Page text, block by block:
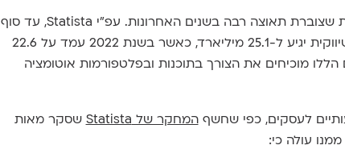
האוטומציה השיווקית היא תעשייה צומחת שצוברת תאוצה רבה בשנים האחרונות. עפ"י Statista, עד סוף
2023 שווי השוק העולמי של אוטומציה שיווקית יגיע ל-25.1 מיליארד, כאשר בשנת 2022 עמד על 22.6
הללו מוכיחים את הצורך בתוכנות ובפלטפורמות אוטומציה
לעסקים, כפי שחשףהמחקר של Statista
שסקר מאות